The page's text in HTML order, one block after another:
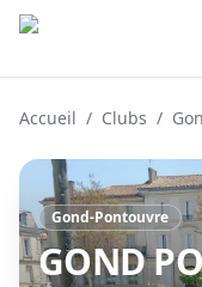
Accueil / Clubs /
Gond-Pontouvre
GOND